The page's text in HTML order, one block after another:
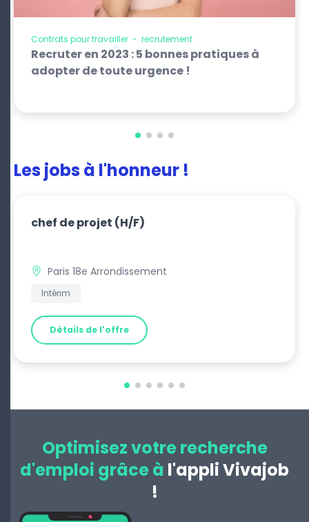
Contrats pour travailler - recrutement
Recruter en 2023 : 5 bonnes pratiques à
adopter de toute urgence !
Les jobs à l'honneur !
chef de projet (H/F)
Paris 18e Arrondissement
Intérim
Détails de l'offre
Optimisez votre recherche
d'emploi grâce à l'appli Vivajob
!